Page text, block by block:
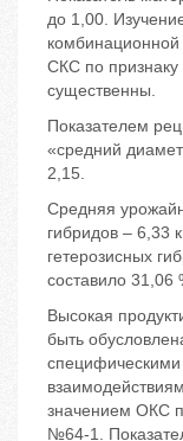
до 1,00.
комбинационной
СКС по
существенны.
Показателем
«средний
2,15.
Средняя
гибридов – 6,33
гетерозисных
составило 31,06
Высокая
быть
значением ОКС
№64-1.